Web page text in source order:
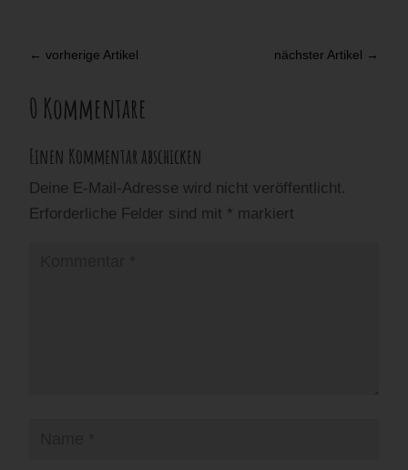
←vorherige Artikel nächster Artikel →
0 Kommentare
Einen Kommentar abschicken
Deine E-Mail-Adresse wird nicht veröffentlicht.
Erforderliche Felder sind mit * markiert